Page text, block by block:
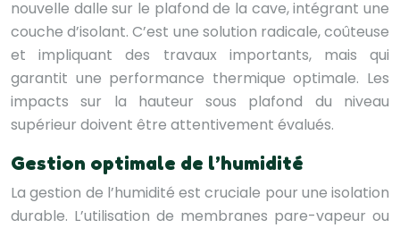
nouvelle dalle sur le plafond de la cave, intégrant une
couche d’isolant. C’est une solution radicale, coûteuse
et impliquant des travaux importants, mais qui
garantit une performance thermique optimale. Les
impacts sur la hauteur sous plafond du niveau
supérieur doivent être attentivement évalués.
Gestion optimale de l’humidité
La gestion de l’humidité est cruciale pour une isolation
durable. L’utilisation de membranes pare-vapeur ou